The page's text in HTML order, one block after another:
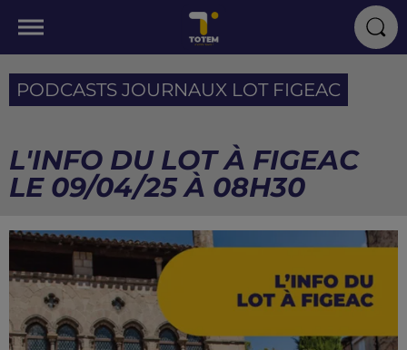
PODCASTS JOURNAUX LOT FIGEAC
L'INFO DU LOT À FIGEAC
LE 09/04/25 À 08H30